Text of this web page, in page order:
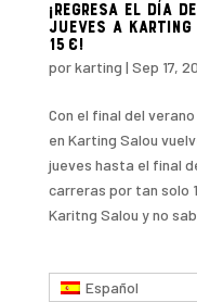
¡Regresa el día
jueves a Karting
15 €!
porkarting | Sep 17,
Con el final del
en Karting Salou
jueves hasta el final
carreras por tan solo
Karitng Salou y no
Español